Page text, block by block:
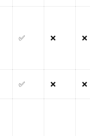
✅ ❌ ❌
✅ ❌ ❌